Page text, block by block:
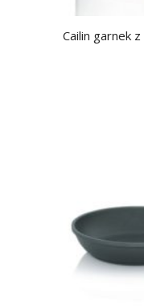
Cailin garnek